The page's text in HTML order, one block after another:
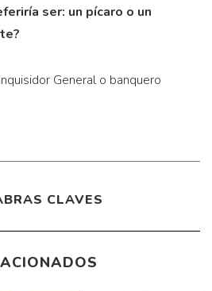
ser: un pícaro o un
General o banquero
CLAVES